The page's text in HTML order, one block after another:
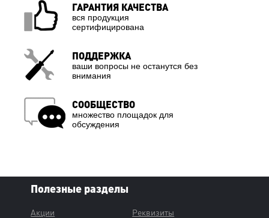
ГАРАНТИЯ КАЧЕСТВА
вся продукция
сертифицирована
ПОДДЕРЖКА
ваши вопросы не останутся без
внимания
СООБЩЕСТВО
множество площадок для
обсуждения
Полезные разделы
Акции
Реквизиты